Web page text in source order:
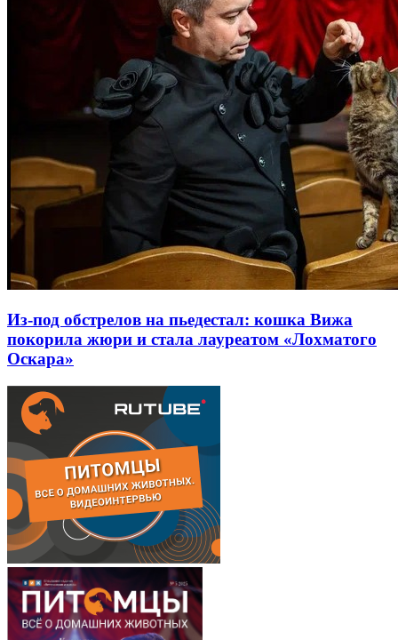
Из-под обстрелов на пьедестал: кошка Вижа
покорила жюри и стала лауреатом «Лохматого
Оскара»